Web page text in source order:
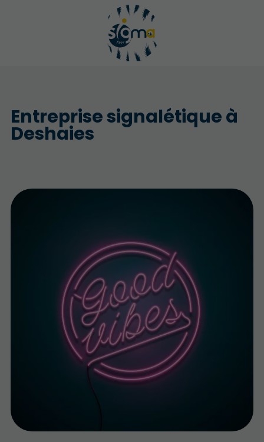
Entreprise signalétique à
Deshaies